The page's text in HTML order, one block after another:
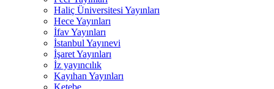
Haliç Üniversitesi Yayınları
Hece Yayınları
İfav Yayınları
İstanbul Yayınevi
İşaret Yayınları
İz yayıncılık
Kayıhan Yayınları
Ketebe